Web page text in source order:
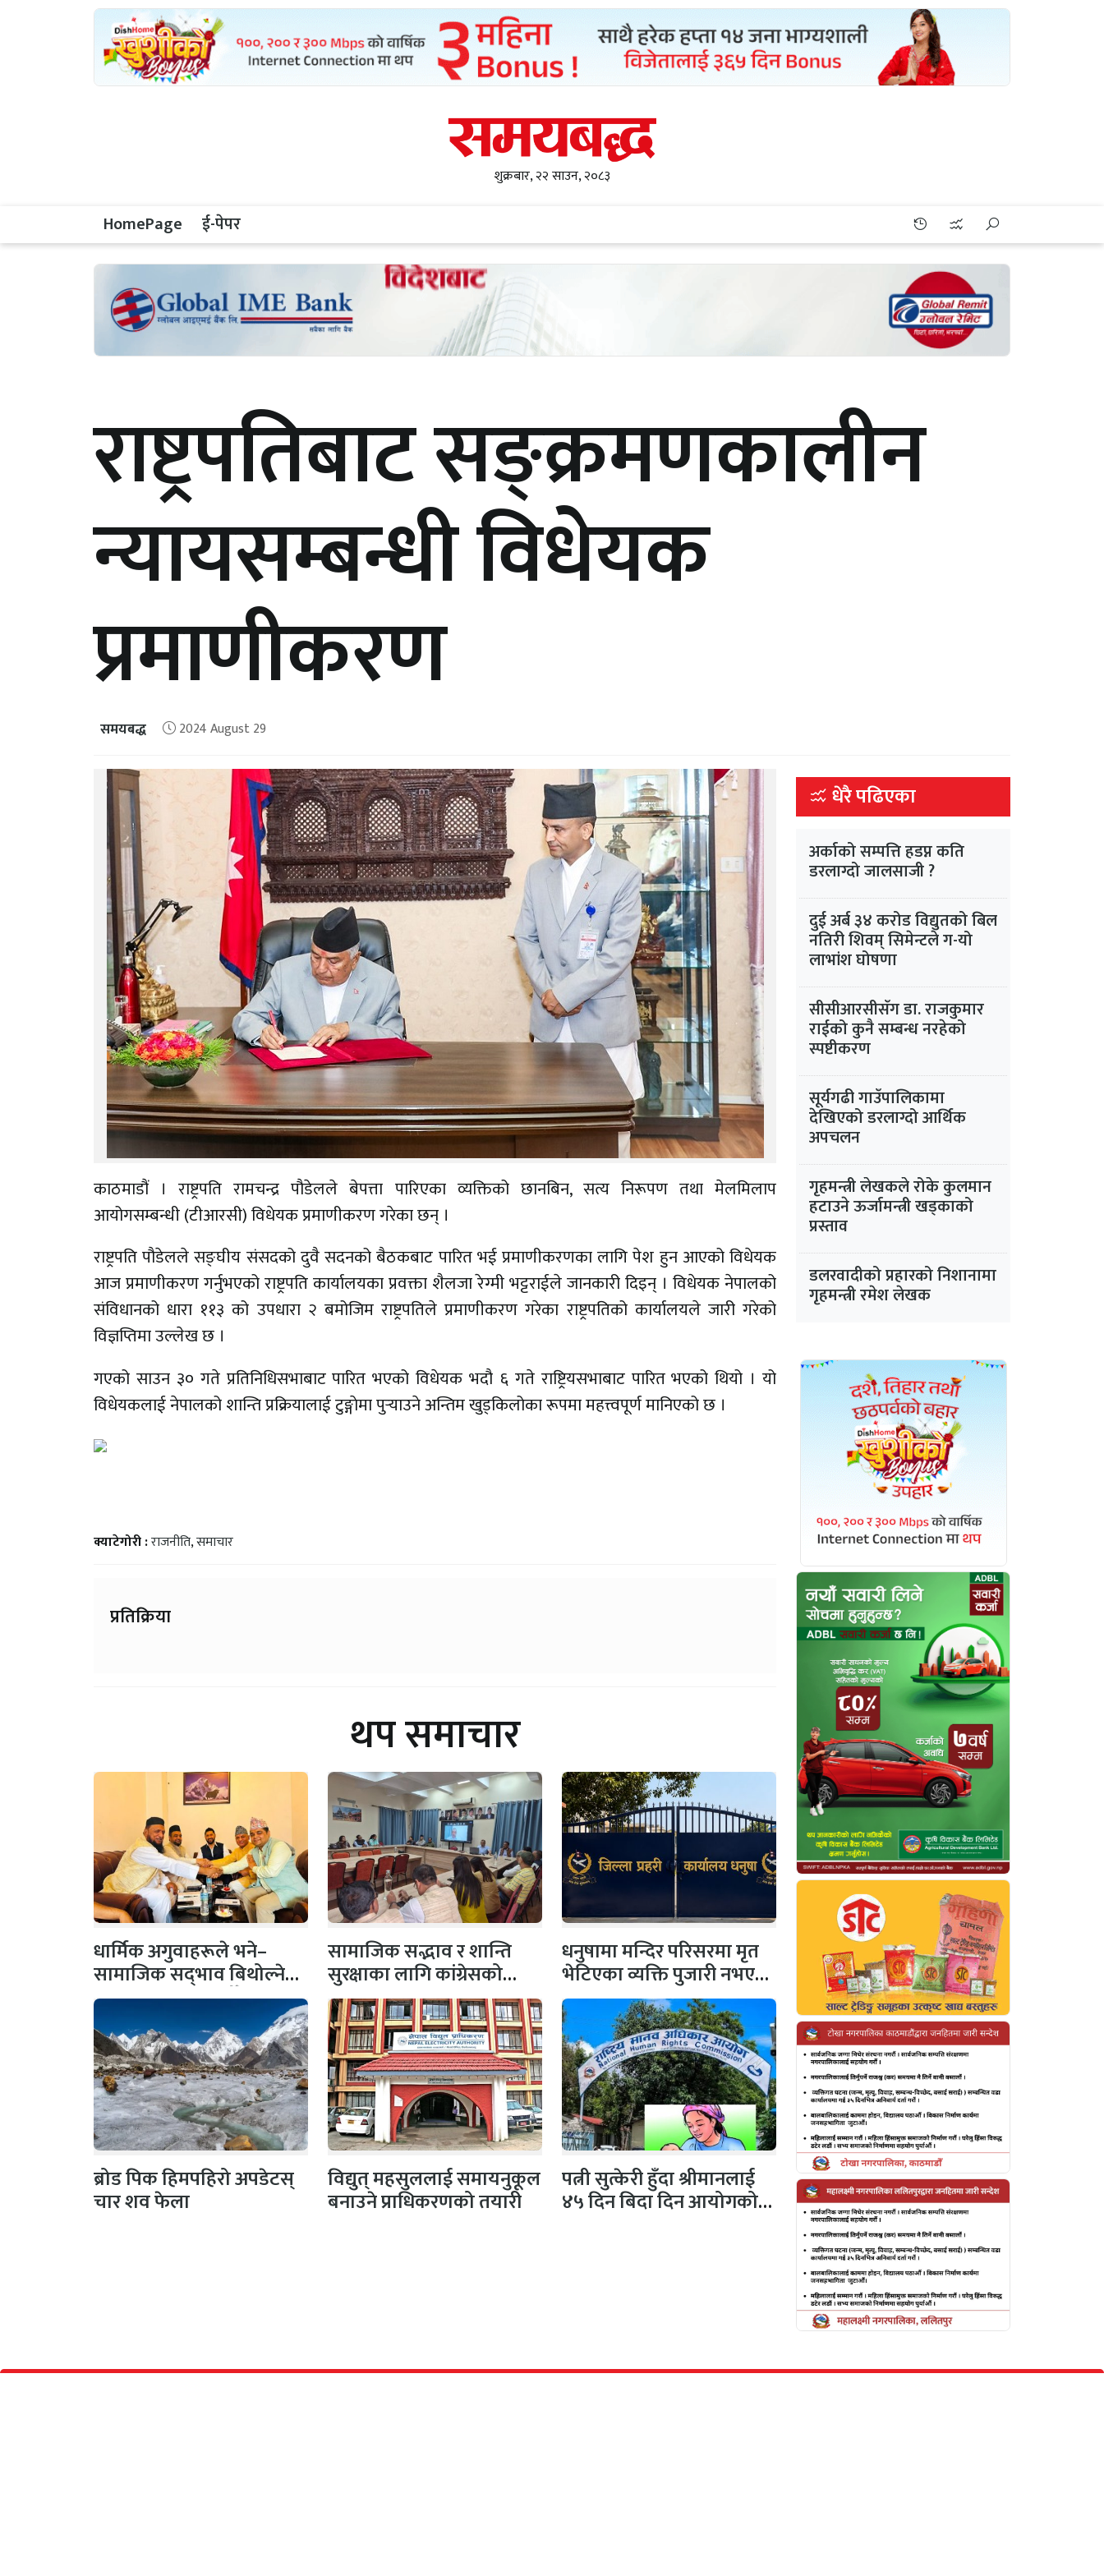
शुक्रबार, २२ साउन, २०८३
HomePage ई-पेपर
राष्ट्रपतिबाट सङ्क्रमणकालीन
न्यायसम्बन्धी विधेयक
प्रमाणीकरण
समयबद्ध 2024 August 29
काठमाडौं । राष्ट्रपति रामचन्द्र पौडेलले बेपत्ता पारिएका व्यक्तिको छानबिन, सत्य निरूपण तथा मेलमिलाप
आयोगसम्बन्धी (टीआरसी) विधेयक प्रमाणीकरण गरेका छन् ।
राष्ट्रपति पौडेलले सङ्घीय संसदको दुवै सदनको बैठकबाट पारित भई प्रमाणीकरणका लागि पेश हुन आएको विधेयक
आज प्रमाणीकरण गर्नुभएको राष्ट्रपति कार्यालयका प्रवक्ता शैलजा रेग्मी भट्टराईले जानकारी दिइन् । विधेयक नेपालको
संविधानको धारा ११३ को उपधारा २ बमोजिम राष्ट्रपतिले प्रमाणीकरण गरेका राष्ट्रपतिको कार्यालयले जारी गरेको
विज्ञप्तिमा उल्लेख छ ।
गएको साउन ३० गते प्रतिनिधिसभाबाट पारित भएको विधेयक भदौ ६ गते राष्ट्रियसभाबाट पारित भएको थियो । यो
विधेयकलाई नेपालको शान्ति प्रक्रियालाई टुङ्गाेमा पुर्‍याउने अन्तिम खुड्किलोका रूपमा महत्त्वपूर्ण मानिएको छ ।
क्याटेगोरी :राजनीति,समाचार
प्रतिक्रिया
थप समाचार
धार्मिक अगुवाहरूले भने–
सामाजिक सद्‌भाव बिथोल्ने
कार्यमा संलग्न नहोऔँ
सामाजिक सद्भाव र शान्ति
सुरक्षाका लागि कांग्रेसको
पहल, सभापति गगन…
धनुषामा मन्दिर परिसरमा मृत
भेटिएका व्यक्ति पुजारी नभएको
प्रहरीको स्पष्टिकरण
ब्रोड पिक हिमपहिरो अपडेटस्
चार शव फेला
विद्युत् महसुललाई समायनुकूल
बनाउने प्राधिकरणको तयारी
पत्नी सुत्केरी हुँदा श्रीमानलाई
४५ दिन बिदा दिन आयोगको
धेरै पढिएका
अर्काको सम्पत्ति हडप्न कति
डरलाग्दो जालसाजी ?
दुई अर्ब ३४ करोड विद्युतको बिल
नतिरी शिवम् सिमेन्टले ग-यो
लाभांश घोषणा
सीसीआरसीसँग डा. राजकुमार
राईको कुनै सम्बन्ध नरहेको
स्पष्टीकरण
सूर्यगढी गाउँपालिकामा
देखिएको डरलाग्दो आर्थिक
अपचलन
गृहमन्त्री लेखकले रोके कुलमान
हटाउने ऊर्जामन्त्री खड्काको
प्रस्ताव
डलरवादीको प्रहारको निशानामा
गृहमन्त्री रमेश लेखक